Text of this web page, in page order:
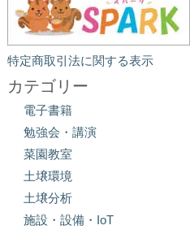
特定商取引法に関する表示
カテゴリー
電子書籍
勉強会・講演
菜園教室
土壌環境
土壌分析
施設・設備・IoT